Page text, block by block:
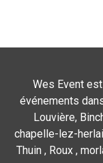
Wes Event
événements
Louvière,
chapelle-lez-
Thuin , Roux ,